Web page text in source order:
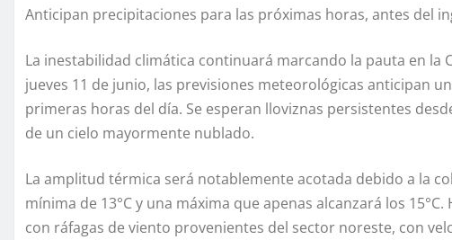
Anticipan precipitaciones para las próximas horas, antes del
La inestabilidad climática continuará marcando la pauta en la
jueves 11 de junio, las previsiones meteorológicas anticipan
primeras horas del día. Se esperan lloviznas persistentes
de un cielo mayormente nublado.
La amplitud térmica será notablemente acotada debido a la
mínima de 13°C y una máxima que apenas alcanzará los
con ráfagas de viento provenientes del sector noreste, con